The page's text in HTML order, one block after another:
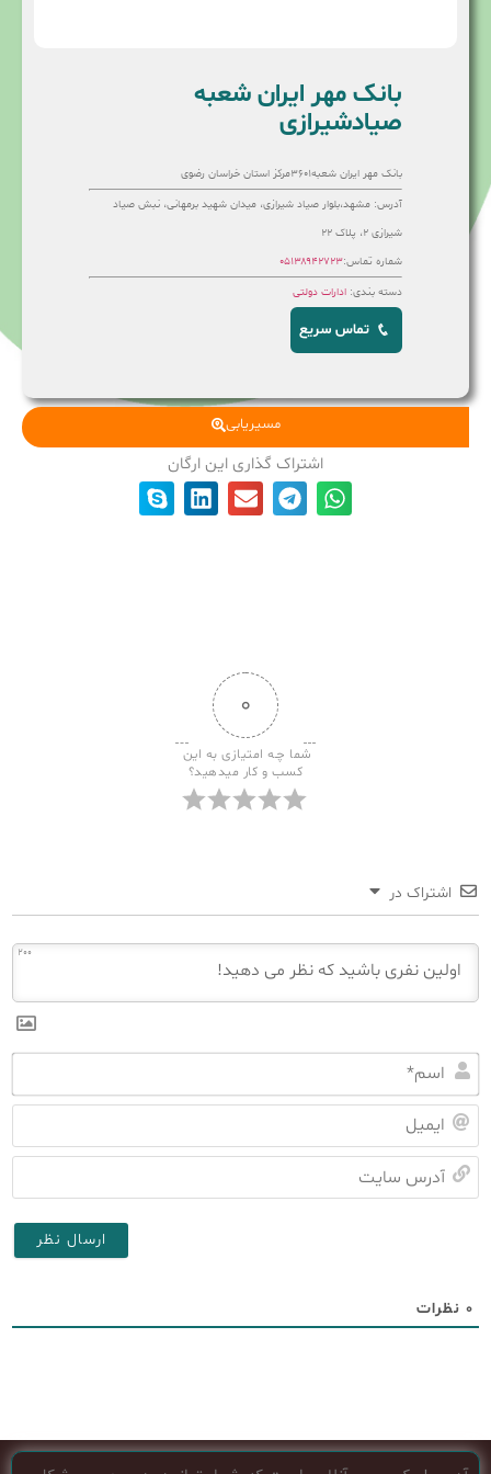
بانک مهر ایران شعبه
صیادشیرازی
بانک مهر ایران شعبه۳۶۰۱مرکز استان خراسان رضوی
آدرس: مشهد،بلوار صیاد شیرازی، میدان شهید برمهانی، نبش صیاد
شیرازی ۲، پلاک ۲۲
شماره تماس:۰۵۱۳۸۹۴۲۷۲۳
دسته بندی: ادارات دولتی
تماس سریع
مسیریابی
اشتراک گذاری این ارگان
۰
شما چـه امتیازی به این
کسب و کار میدهید؟
اشتراک در
200
۰ نظرات